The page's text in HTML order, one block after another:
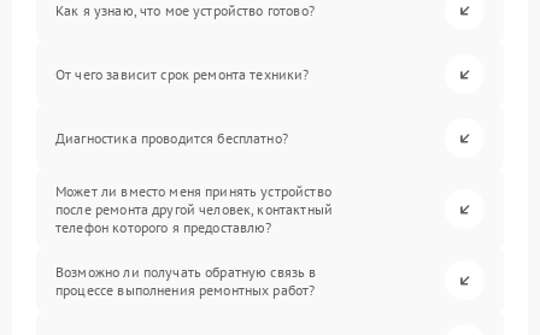
Как я узнаю, что мое устройство готово?
От чего зависит срок ремонта техники?
Диагностика проводится бесплатно?
Может ли вместо меня принять устройство
после ремонта другой человек, контактный
телефон которого я предоставлю?
Возможно ли получать обратную связь в
процессе выполнения ремонтных работ?